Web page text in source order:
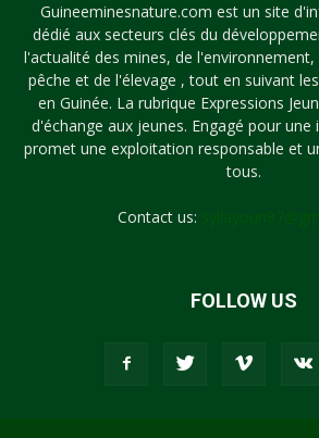
Guineeminesnature.com est un site
dédié aux secteurs clés du
l'actualité des mines, de
pêche et de l'élevage , tout en suivant
en Guinée. La rubrique Expressions
d'échange aux jeunes. Engagé pour
promet une exploitation responsable et
tous.
Contact us:
FOLLOW US